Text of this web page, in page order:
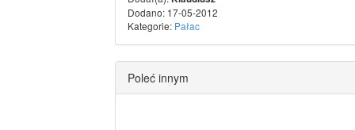
Dodano: 17-05-2012
Kategorie: Pałac
Poleć innym